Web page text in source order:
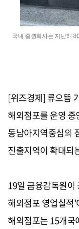
국내 증권회사는 지난해
[위즈경제] 류으뜸
해외점포를 운영
동남아지역중심의
진출지역이 확대되
19일 금융감독원이
해외점포 영업실적
해외점포는 15개국